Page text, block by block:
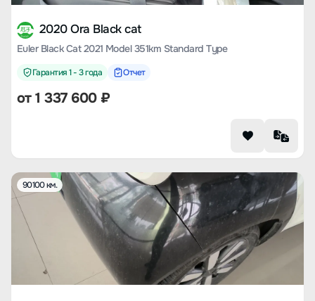
2020 Ora Black cat
Euler Black Cat 2021 Model 351km Standard Type
Гарантия 1 - 3 года Отчет
от1 337 600₽
90100 км.